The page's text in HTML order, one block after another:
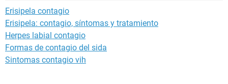
Erisipela contagio
Erisipela: contagio, síntomas y tratamiento
Herpes labial contagio
Formas de contagio del sida
Sintomas contagio vih